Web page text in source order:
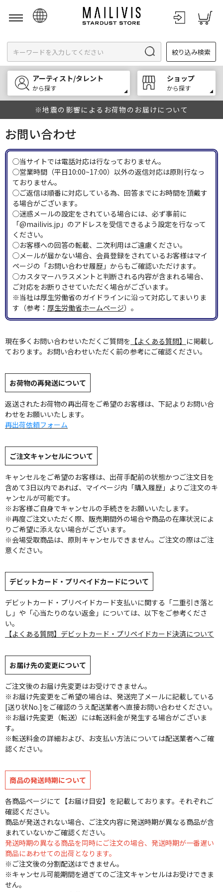
English
한국어
中文
絞り込み検索
アーティスト/タレント
から探す
ショップ
から探す
※地震の影響によるお荷物のお届けについて
お問い合わせ
◯当サイトでは電話対応は行なっておりません。
◯営業時間（平日10:00~17:00）以外の返信対応は原則行なっ
ておりません。
◯ご返信は順番に対応している為、回答までにお時間を頂戴す
る場合がございます。
◯迷惑メールの設定をされている場合には、必ず事前に
「@mailivis.jp」のアドレスを受信できるよう設定を行なって
ください。
◯お客様への回答の転載、二次利用はご遠慮ください。
◯メールが届かない場合、会員登録をされているお客様はマイ
ページの「お問い合わせ履歴」からもご確認いただけます。
◯カスタマーハラスメントと判断される内容が含まれる場合、
ご対応をお断りさせていただく場合がございます。
※当社は厚生労働省のガイドラインに沿って対応してまいりま
す（参考： 厚生労働省ホームページ）。
現在多くお問い合わせいただくご質問を 【よくある質問】 に掲載し
ております。お問い合わせいただく前の参考にご確認ください。
お荷物の再発送について
返送されたお荷物の再出荷をご希望のお客様は、下記よりお問い合
わせをお願いいたします。
再出荷依頼フォーム
ご注文キャンセルについて
キャンセルをご希望のお客様は、出荷手配前の状態かつご注文日を
含めて3日以内であれば、マイページ内「購入履歴」よりご注文のキ
ャンセルが可能です。
※お客様ご自身でキャンセルの手続きをお願いいたします。
※再度ご注文いただく際、販売期間外の場合や商品の在庫状況によ
りご希望に添えない場合がございます。
※会場受取商品は、原則キャンセルできません。ご注文の際はご注
意ください。
デビットカード・プリペイドカードについて
デビットカード・プリペイドカード支払いに関する「二重引き落と
し」や「心当たりのない返金」については、以下をご参考くださ
い。
【よくある質問】デビットカード・プリペイドカード決済について
お届け先の変更について
ご注文後のお届け先変更はお受けできません。
※お届け先変更をご希望の場合は、発送完了メールに記載している
[送り状No.]をご確認のうえ配送業者へ直接お問い合わせください。
※お届け先変更（転送）には転送料金が発生する場合がございま
す。
※転送料金の詳細および、お支払い方法については配送業者へご確
認ください。
商品の発送時期について
各商品ページにて【お届け目安】を記載しております。それぞれご
確認ください。
商品が発送されない場合、ご注文内容に発送時期が異なる商品が含
まれていないかご確認ください。
発送時期の異なる商品を同時にご注文の場合、発送時期が一番遅い
商品にあわせての出荷となります。
※ご注文後の分割配送はできません。
※キャンセル可能期間を過ぎてのご注文キャンセルはお受けできま
せん。